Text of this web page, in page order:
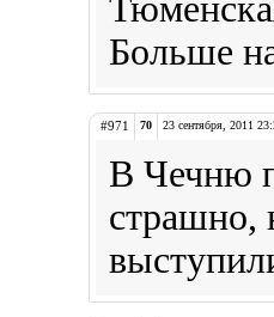
Больше
#971 70 23 сентября, 2011
В Чечню
страшно,